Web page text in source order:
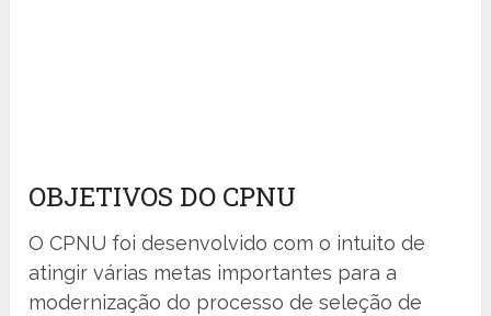
OBJETIVOS DO CPNU
O CPNU foi desenvolvido com o intuito de
atingir várias metas importantes para a
modernização do processo de seleção de